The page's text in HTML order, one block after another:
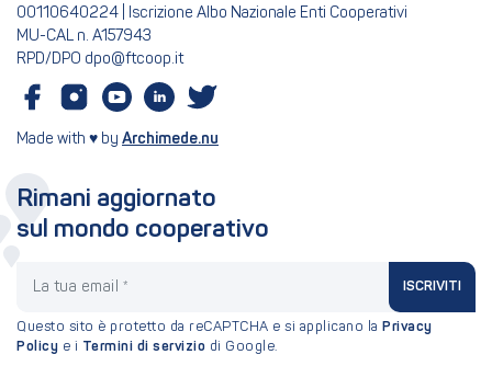
00110640224 | Iscrizione Albo Nazionale Enti Cooperativi
MU-CAL n. A157943
RPD/DPO dpo@ftcoop.it
Made with ♥ by Archimede.nu
Rimani aggiornato
sul mondo cooperativo
ISCRIVITI
Questo sito è protetto da reCAPTCHA e si applicano la Privacy
Policy e i Termini di servizio di Google.